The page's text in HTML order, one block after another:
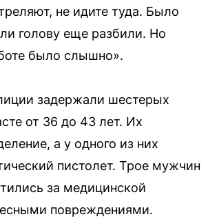
не идите туда. Было
голову еще разбили. Но
было слышно».
задержали шестерых
от 36 до 43 лет. Их
а у одного из них
пистолет. Трое мужчин
за медицинской
повреждениями.